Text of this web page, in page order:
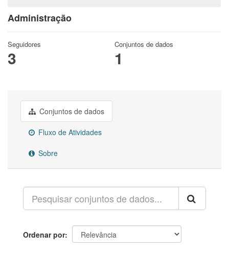
Administração
Seguidores
3
Conjuntos de dados
1
Conjuntos de dados
Fluxo de Atividades
Sobre
Ordenar por